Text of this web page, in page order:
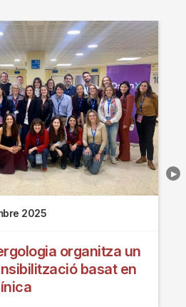
2025
organitza un
basat en